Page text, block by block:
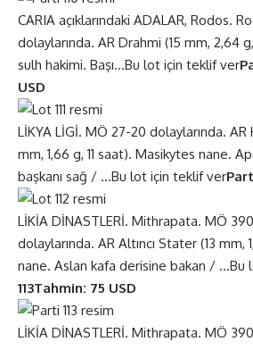
CARIA açıklarındaki ADALAR, Rodos.
dolaylarında. AR Drahmi (15 mm, 2,64
sulh hakimi. Başı…Bu lot için teklif ver
USD
LİKYA LİGİ. MÖ 27-20 dolaylarında. AR
mm, 1,66 g, 11 saat). Masikytes nane.
başkanı sağ / …Bu lot için teklif ver
LİKİA DİNASTLERİ. Mithrapata. MÖ
dolaylarında. AR Altıncı Stater (13 mm,
nane. Aslan kafa derisine bakan / …Bu
113Tahmin: 75 USD
LİKİA DİNASTLERİ. Mithrapata. MÖ